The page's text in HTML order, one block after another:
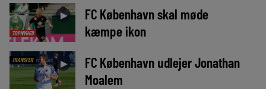
TOPNYHED
►
FC København skal møde
kæmpe ikon
TRANSFER ►
FC København udlejer Jonathan
Moalem